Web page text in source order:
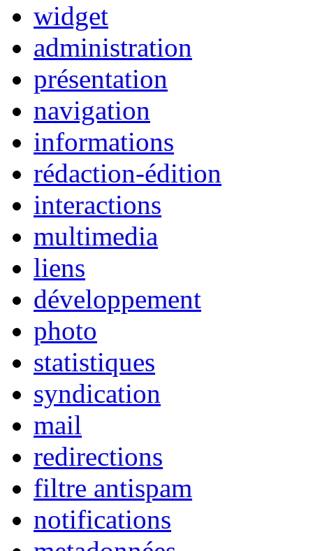
widget
administration
présentation
navigation
informations
rédaction-édition
interactions
multimedia
liens
développement
photo
statistiques
syndication
mail
redirections
filtre antispam
notifications